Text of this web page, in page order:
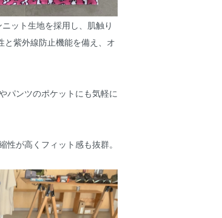
ット生地を採用し、肌触り
と紫外線防止機能を備え、オ
パンツのポケットにも気軽に
が高くフィット感も抜群。